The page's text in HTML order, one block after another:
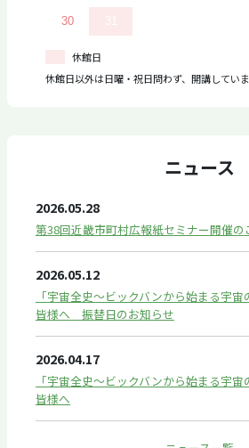
30
休館日
休館日以外は日曜・祝日問わず、開講していま
ニュース
2026.05.28
第38回近畿市町村広報紙セミナー開催の
2026.05.12
「宇宙全史～ビックバンから始まる宇
皆様へ 振替日のお知らせ
2026.04.17
「宇宙全史～ビックバンから始まる宇
皆様へ